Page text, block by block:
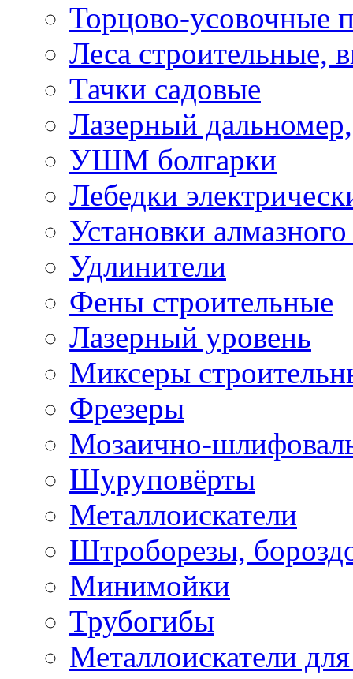
Торцово-усовочные
Леса строительные,
Тачки садовые
Лазерный дальномер,
УШМ болгарки
Лебедки
Установки
Удлинители
Фены строительные
Лазерный уровень
Миксеры
Фрезеры
Мозаично-
Шуруповёрты
Металлоискатели
Штроборезы,
Минимойки
Трубогибы
Металлоискатели